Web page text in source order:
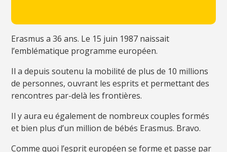
Erasmus a 36 ans. Le 15 juin 1987 naissait
l’emblématique programme européen.
Il a depuis soutenu la mobilité de plus de 10 millions
de personnes, ouvrant les esprits et permettant des
rencontres par-delà les frontières.
Il y aura eu également de nombreux couples formés
et bien plus d’un million de bébés Erasmus. Bravo.
Comme quoi l’esprit européen se forme et passe par